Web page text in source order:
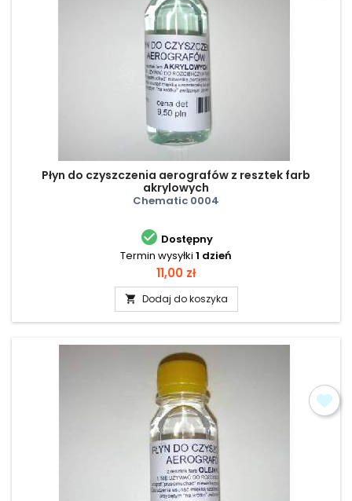
Płyn do czyszczenia aerografów z resztek farb
akrylowych
Chematic 0004
 Dostępny
Termin wysyłki 1 dzień
Cena
11,00 zł
 Dodaj do koszyka